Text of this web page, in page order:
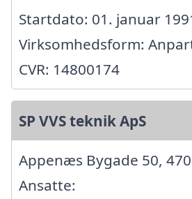
Startdato: 01. januar
Virksomhedsform:
CVR: 14800174
SP VVS teknik ApS
Appenæs Bygade 50,
Ansatte: